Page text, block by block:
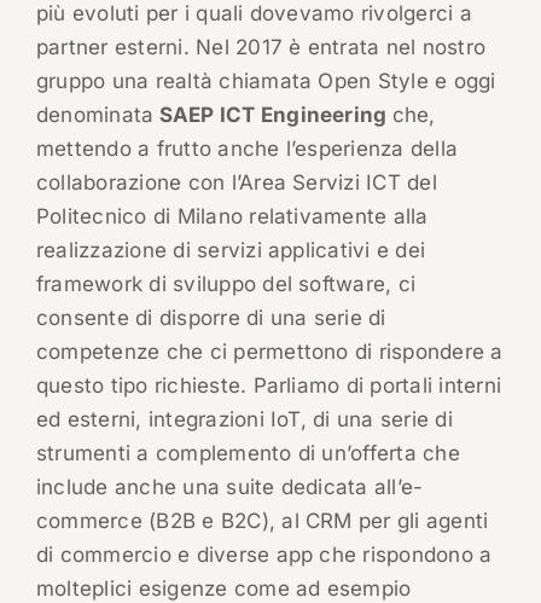
più evoluti per i quali dovevamo rivolgerci a
partner esterni. Nel 2017 è entrata nel nostro
gruppo una realtà chiamata Open Style e oggi
denominata SAEP ICT Engineering che,
mettendo a frutto anche l’esperienza della
collaborazione con l’Area Servizi ICT del
Politecnico di Milano relativamente alla
realizzazione di servizi applicativi e dei
framework di sviluppo del software, ci
consente di disporre di una serie di
competenze che ci permettono di rispondere a
questo tipo richieste. Parliamo di portali interni
ed esterni, integrazioni IoT, di una serie di
strumenti a complemento di un’offerta che
include anche una suite dedicata all’e-
commerce (B2B e B2C), al CRM per gli agenti
di commercio e diverse app che rispondono a
molteplici esigenze come ad esempio